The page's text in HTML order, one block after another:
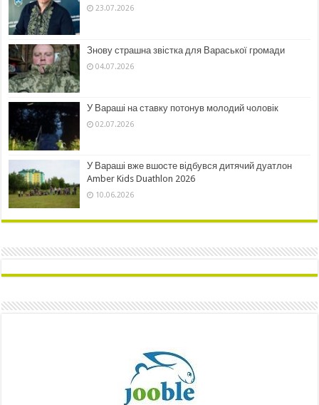
23.07.2026
Знову страшна звістка для Вараської громади
04.07.2026
У Вараші на ставку потонув молодий чоловік
02.07.2026
У Вараші вже вшосте відбувся дитячий дуатлон
Amber Kids Duathlon 2026
10.06.2026